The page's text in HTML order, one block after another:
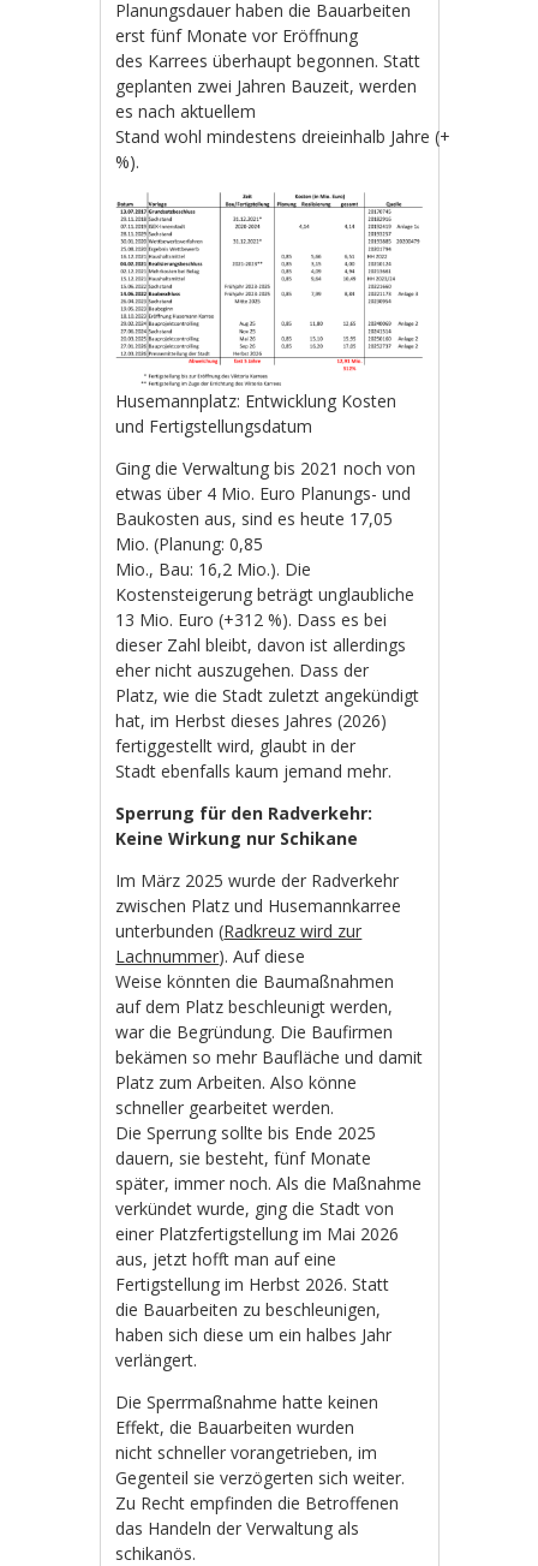
Planungsdauer haben die Bauarbeiten
erst fünf Monate vor Eröffnung
des Karrees überhaupt begonnen. Statt
geplanten zwei Jahren Bauzeit, werden
es nach aktuellem
Stand wohl mindestens dreieinhalb Jahre (+75
%).
Husemannplatz: Entwicklung Kosten
und Fertigstellungsdatum
Ging die Verwaltung bis 2021 noch von
etwas über 4 Mio. Euro Planungs- und
Baukosten aus, sind es heute 17,05
Mio. (Planung: 0,85
Mio., Bau: 16,2 Mio.). Die
Kostensteigerung beträgt unglaubliche
13 Mio. Euro (+312 %). Dass es bei
dieser Zahl bleibt, davon ist allerdings
eher nicht auszugehen. Dass der
Platz, wie die Stadt zuletzt angekündigt
hat, im Herbst dieses Jahres (2026)
fertiggestellt wird, glaubt in der
Stadt ebenfalls kaum jemand mehr.
Sperrung für den Radverkehr:
Keine Wirkung nur Schikane
Im März 2025 wurde der Radverkehr
zwischen Platz und Husemannkarree
unterbunden (Radkreuz wird zur
Lachnummer). Auf diese
Weise könnten die Baumaßnahmen
auf dem Platz beschleunigt werden,
war die Begründung. Die Baufirmen
bekämen so mehr Baufläche und damit
Platz zum Arbeiten. Also könne
schneller gearbeitet werden.
Die Sperrung sollte bis Ende 2025
dauern, sie besteht, fünf Monate
später, immer noch. Als die Maßnahme
verkündet wurde, ging die Stadt von
einer Platzfertigstellung im Mai 2026
aus, jetzt hofft man auf eine
Fertigstellung im Herbst 2026. Statt
die Bauarbeiten zu beschleunigen,
haben sich diese um ein halbes Jahr
verlängert.
Die Sperrmaßnahme hatte keinen
Effekt, die Bauarbeiten wurden
nicht schneller vorangetrieben, im
Gegenteil sie verzögerten sich weiter.
Zu Recht empfinden die Betroffenen
das Handeln der Verwaltung als
schikanös.